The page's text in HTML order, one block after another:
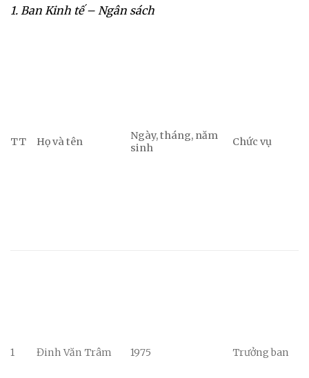
1. Ban Kinh tế – Ngân sách
TT Họ và tên
Ngày, tháng, năm
sinh
Chức vụ
1 Đinh Văn Trâm 1975 Trưởng ban